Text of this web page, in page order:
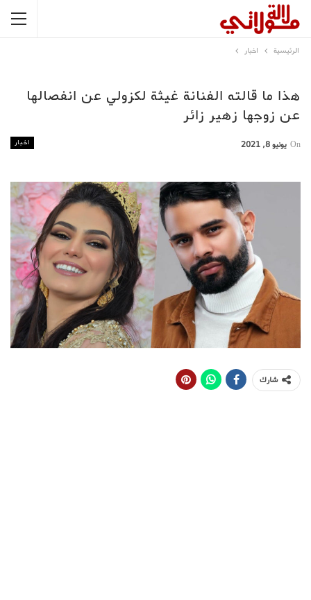
الرئيسية اخبار
هذا ما قالته الفنانة غيثة لكزولي عن انفصالها
عن زوجها زهير زائر
اخبار On يونيو 8, 2021
شارك